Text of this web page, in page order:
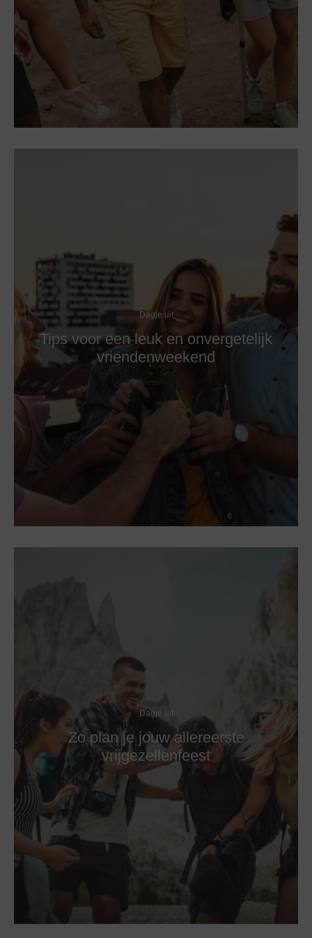
Dagje uit
Tips voor een leuk en onvergetelijk
vriendenweekend
Dagje uit
Zo plan je jouw allereerste
vrijgezellenfeest